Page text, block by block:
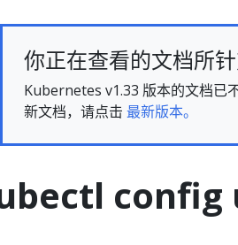
你正在查看的文档所
Kubernetes v1.33 版本的文档已
新文档，请点击 最新版本。
config